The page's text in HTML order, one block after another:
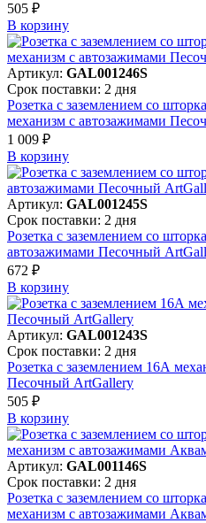
505 ₽
В корзинy
Артикул: GAL001246S
Срок поставки: 2 дня
Розетка с заземлением со
механизм с автозажимами
1 009 ₽
В корзинy
Артикул: GAL001245S
Срок поставки: 2 дня
Розетка с заземлением со
автозажимами Песочный
672 ₽
В корзинy
Артикул: GAL001243S
Срок поставки: 2 дня
Розетка с заземлением 16А
Песочный ArtGallery
505 ₽
В корзинy
Артикул: GAL001146S
Срок поставки: 2 дня
Розетка с заземлением со
механизм с автозажимами